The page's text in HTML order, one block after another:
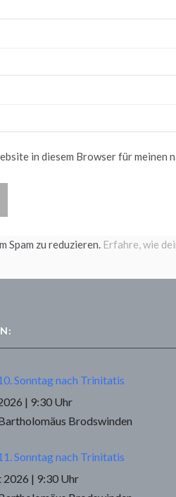
in diesem Browser für meinen
Spam zu reduzieren. Erfahre, wie
Sonntag nach Trinitatis
| 9:30 Uhr
Brodswinden
Sonntag nach Trinitatis
2026 | 9:30 Uhr